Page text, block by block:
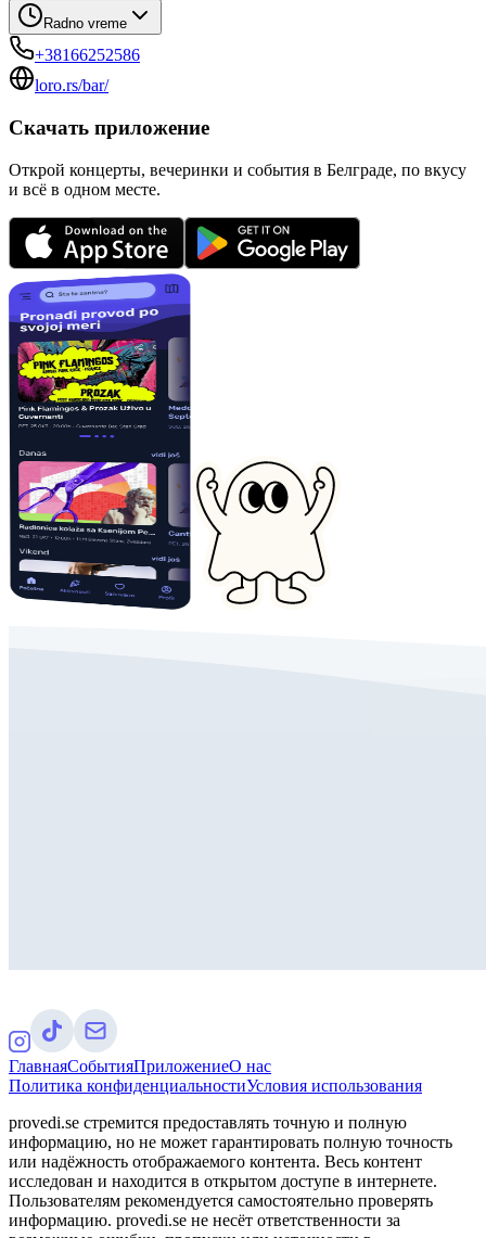
Radno vreme
+38166252586
loro.rs/bar/
Скачать приложение
Открой концерты, вечеринки и события в Белграде, по вкусу
и всё в одном месте.
ГлавнаяСобытияПриложениеО нас
Политика конфиденциальностиУсловия использования
provedi.se стремится предоставлять точную и полную
информацию, но не может гарантировать полную точность
или надёжность отображаемого контента. Весь контент
исследован и находится в открытом доступе в интернете.
Пользователям рекомендуется самостоятельно проверять
информацию. provedi.se не несёт ответственности за